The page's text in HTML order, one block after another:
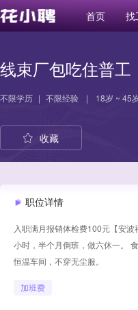
首页 找
线束厂包吃住普工
不限学历 | 不限经验 | 18岁 ~ 45
收藏
职位详情
入职满月报销体检费100元【安
小时，半个月倒班，做六休一。
恒温车间，不穿无尘服。
加班费